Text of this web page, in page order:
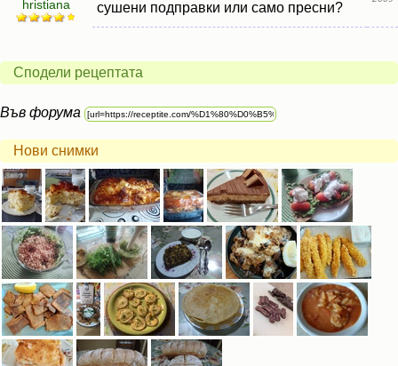
hristiana сушени подправки или само пресни?
Сподели рецептата
Във форума
Нови снимки